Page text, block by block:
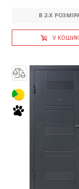
В 2-X
У КОШИК